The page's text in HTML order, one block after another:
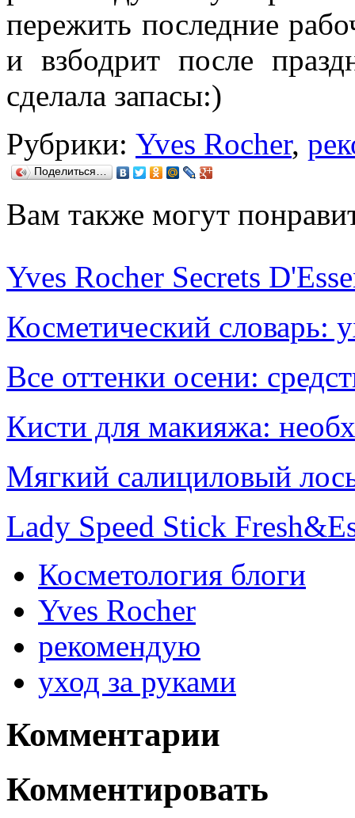
пережить последние
и взбодрит после
сделала запасы:)
Рубрики: Yves Rocher,
Поделиться…
Вам также могут
Yves Rocher Secrets
Косметический словарь:
Все оттенки осени:
Кисти для макияжа:
Мягкий салициловый
Lady Speed Stick
Косметология блоги
Yves Rocher
рекомендую
уход за руками
Комментарии
Комментировать